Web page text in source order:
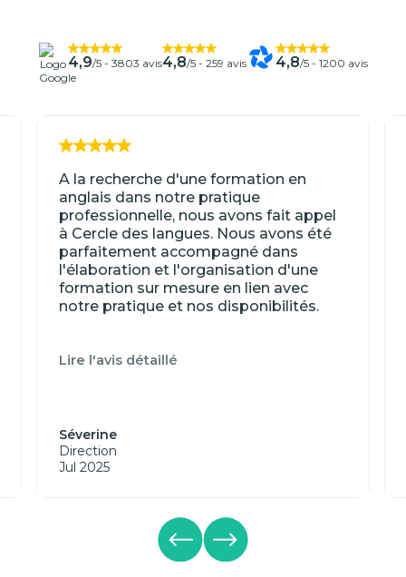
4,9/5 - 3803 avis4,8/5 - 259 avis 4,8/5 - 1200 avis
A la recherche d'une formation en
anglais dans notre pratique
professionnelle, nous avons fait appel
à Cercle des langues. Nous avons été
parfaitement accompagné dans
l'élaboration et l'organisation d'une
formation sur mesure en lien avec
notre pratique et nos disponibilités.
Lire l'avis détaillé
Séverine
Direction
Jul 2025